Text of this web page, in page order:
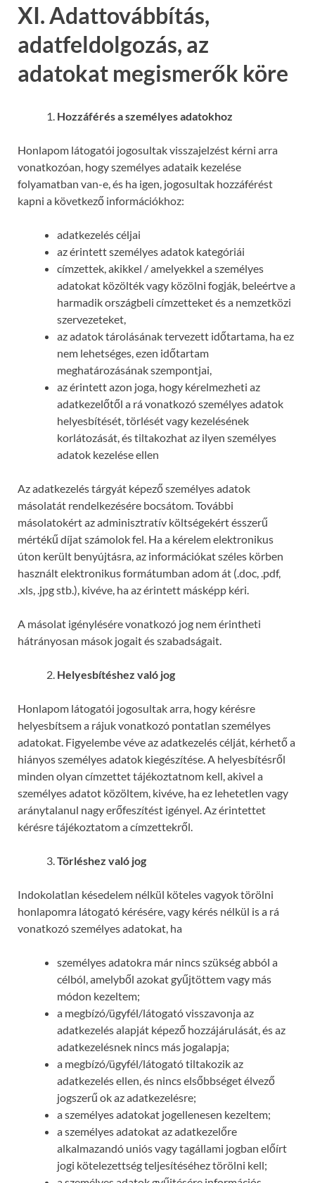
XI. Adattovábbítás,
adatfeldolgozás, az
adatokat megismerők köre
Hozzáférés a személyes adatokhoz
Honlapom látogatói jogosultak visszajelzést kérni arra
vonatkozóan, hogy személyes adataik kezelése
folyamatban van-e, és ha igen, jogosultak hozzáférést
kapni a következő információkhoz:
adatkezelés céljai
az érintett személyes adatok kategóriái
címzettek, akikkel / amelyekkel a személyes
adatokat közölték vagy közölni fogják, beleértve a
harmadik országbeli címzetteket és a nemzetközi
szervezeteket,
az adatok tárolásának tervezett időtartama, ha ez
nem lehetséges, ezen időtartam
meghatározásának szempontjai,
az érintett azon joga, hogy kérelmezheti az
adatkezelőtől a rá vonatkozó személyes adatok
helyesbítését, törlését vagy kezelésének
korlátozását, és tiltakozhat az ilyen személyes
adatok kezelése ellen
Az adatkezelés tárgyát képező személyes adatok
másolatát rendelkezésére bocsátom. További
másolatokért az adminisztratív költségekért ésszerű
mértékű díjat számolok fel. Ha a kérelem elektronikus
úton került benyújtásra, az információkat széles körben
használt elektronikus formátumban adom át (.doc, .pdf,
.xls, .jpg stb.), kivéve, ha az érintett másképp kéri.
A másolat igénylésére vonatkozó jog nem érintheti
hátrányosan mások jogait és szabadságait.
Helyesbítéshez való jog
Honlapom látogatói jogosultak arra, hogy kérésre
helyesbítsem a rájuk vonatkozó pontatlan személyes
adatokat. Figyelembe véve az adatkezelés célját, kérhető a
hiányos személyes adatok kiegészítése. A helyesbítésről
minden olyan címzettet tájékoztatnom kell, akivel a
személyes adatot közöltem, kivéve, ha ez lehetetlen vagy
aránytalanul nagy erőfeszítést igényel. Az érintettet
kérésre tájékoztatom a címzettekről.
Törléshez való jog
Indokolatlan késedelem nélkül köteles vagyok törölni
honlapomra látogató kérésére, vagy kérés nélkül is a rá
vonatkozó személyes adatokat, ha
személyes adatokra már nincs szükség abból a
célból, amelyből azokat gyűjtöttem vagy más
módon kezeltem;
a megbízó/ügyfél/látogató visszavonja az
adatkezelés alapját képező hozzájárulását, és az
adatkezelésnek nincs más jogalapja;
a megbízó/ügyfél/látogató tiltakozik az
adatkezelés ellen, és nincs elsőbbséget élvező
jogszerű ok az adatkezelésre;
a személyes adatokat jogellenesen kezeltem;
a személyes adatokat az adatkezelőre
alkalmazandó uniós vagy tagállami jogban előírt
jogi kötelezettség teljesítéséhez törölni kell;